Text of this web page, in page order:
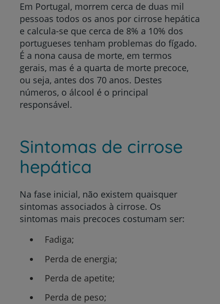
Em Portugal, morrem cerca de duas mil
pessoas todos os anos por cirrose hepática
e calcula-se que cerca de 8% a 10% dos
portugueses tenham problemas do fígado.
É a nona causa de morte, em termos
gerais, mas é a quarta de morte precoce,
ou seja, antes dos 70 anos. Destes
números, o álcool é o principal
responsável.
Sintomas de cirrose
hepática
Na fase inicial, não existem quaisquer
sintomas associados à cirrose. Os
sintomas mais precoces costumam ser:
Fadiga;
Perda de energia;
Perda de apetite;
Perda de peso;